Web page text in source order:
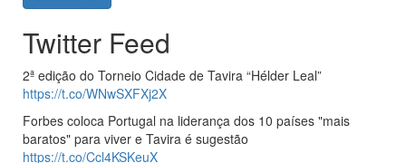
Twitter Feed
2ª edição do Torneio Cidade de Tavira “Hélder Leal”
https://t.co/WNwSXFXj2X
Forbes coloca Portugal na liderança dos 10 países "mais
baratos" para viver e Tavira é sugestão
https://t.co/Ccl4KSKeuX